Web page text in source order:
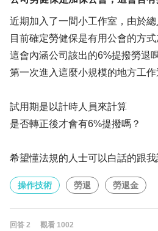
近期加入了一間小工作室，由於總
目前確定勞健保是有用公會的方
這會內涵公司該出的6%提撥勞退
第一次進入這麼小規模的地方工
試用期是以計時人員來計算
是否轉正後才會有6%提撥嗎？
希望懂法規的人士可以白話的跟
操作技術 勞退 勞退金
回答 2 觀看 1002